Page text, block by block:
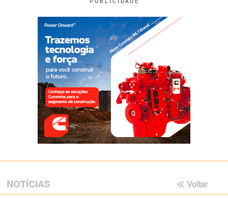
P U B L I C I D A D E
NOTÍCIAS Voltar